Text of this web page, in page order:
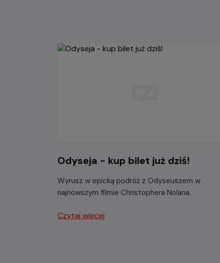
Odyseja - kup bilet już dziś!
Wyrusz w epicką podróż z Odyseuszem w
najnowszym filmie Christophera Nolana.
Czytaj więcej